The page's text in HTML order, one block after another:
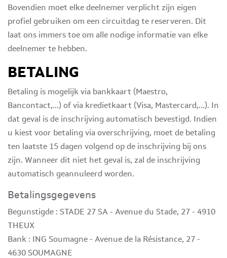
Bovendien moet elke deelnemer verplicht zijn eigen
profiel gebruiken om een circuitdag te reserveren. Dit
laat ons immers toe om alle nodige informatie van elke
deelnemer te hebben.
BETALING
Betaling is mogelijk via bankkaart (Maestro,
Bancontact,...) of via kredietkaart (Visa, Mastercard,...). In
dat geval is de inschrijving automatisch bevestigd. Indien
u kiest voor betaling via overschrijving, moet de betaling
ten laatste 15 dagen volgend op de inschrijving bij ons
zijn. Wanneer dit niet het geval is, zal de inschrijving
automatisch geannuleerd worden.
Betalingsgegevens
Begunstigde : STADE 27 SA - Avenue du Stade, 27 - 4910
THEUX
Bank : ING Soumagne - Avenue de la Résistance, 27 -
4630 SOUMAGNE